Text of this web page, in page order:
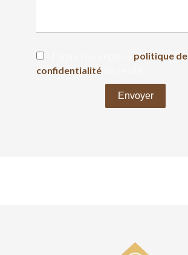
politique de
confidentialité
Envoyer